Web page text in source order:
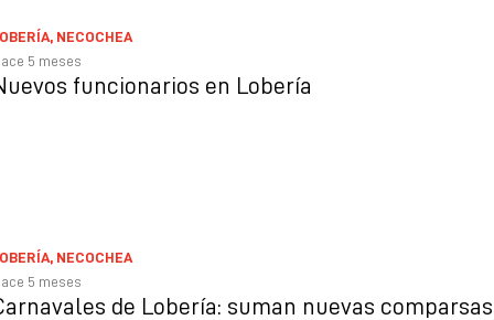
, NECOCHEA
5 meses
funcionarios en Lobería
, NECOCHEA
5 meses
de Lobería: suman nuevas comparsas